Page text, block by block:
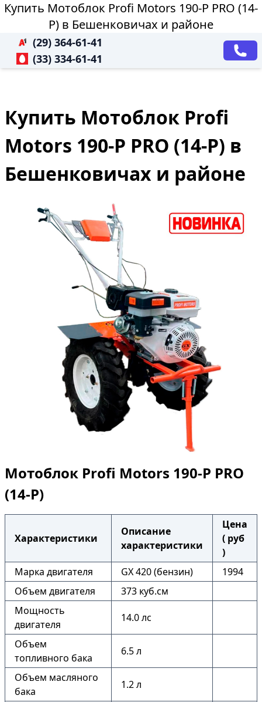
Купить Мотоблок Profi Motors 190-P PRO (14-
P) в Бешенковичах и районе
(29) 364-61-41
(33) 334-61-41
Купить Мотоблок Profi
Motors 190-P PRO (14-P) в
Бешенковичах и районе
Мотоблок Profi Motors 190-P PRO
(14-P)
Характеристики
Описание
характеристики
Цена
( руб
)
Марка двигателя
GX 420 (бензин)
1994
Объем двигателя
373 куб.см
Мощность
двигателя
14.0 лс
Объем
топливного бака
6.5 л
Объем масляного
бака
1.2 л